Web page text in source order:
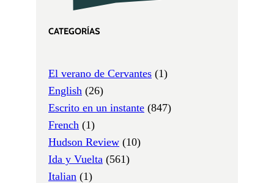
CATEGORÍAS
El verano de Cervantes (1)
English (26)
Escrito en un instante (847)
French (1)
Hudson Review (10)
Ida y Vuelta (561)
Italian (1)